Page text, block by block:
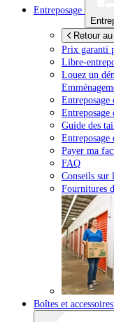
Entreposage
Retour
Prix garanti
Libre-
Louez un
Entreposage
Entreposage
Guide des
Entreposage
Payer ma
FAQ
Conseils sur
Fournitures
Boîtes et